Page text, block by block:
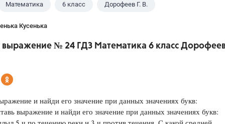
Домашнее задание
Разумовская М.М.,Габриелян
Математика 6 класс Дорофеев Г. В.
Кусенька
выражение № 24 ГДЗ Математика 6 класс
и найди его значение при данных значениях букв:
выражение и найди его значение при данных значениях букв: